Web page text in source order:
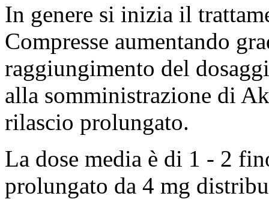
In genere si inizia il
Compresse aumentando
raggiungimento del
alla somministrazione di
rilascio prolungato.
La dose media è di 1 - 2
prolungato da 4 mg